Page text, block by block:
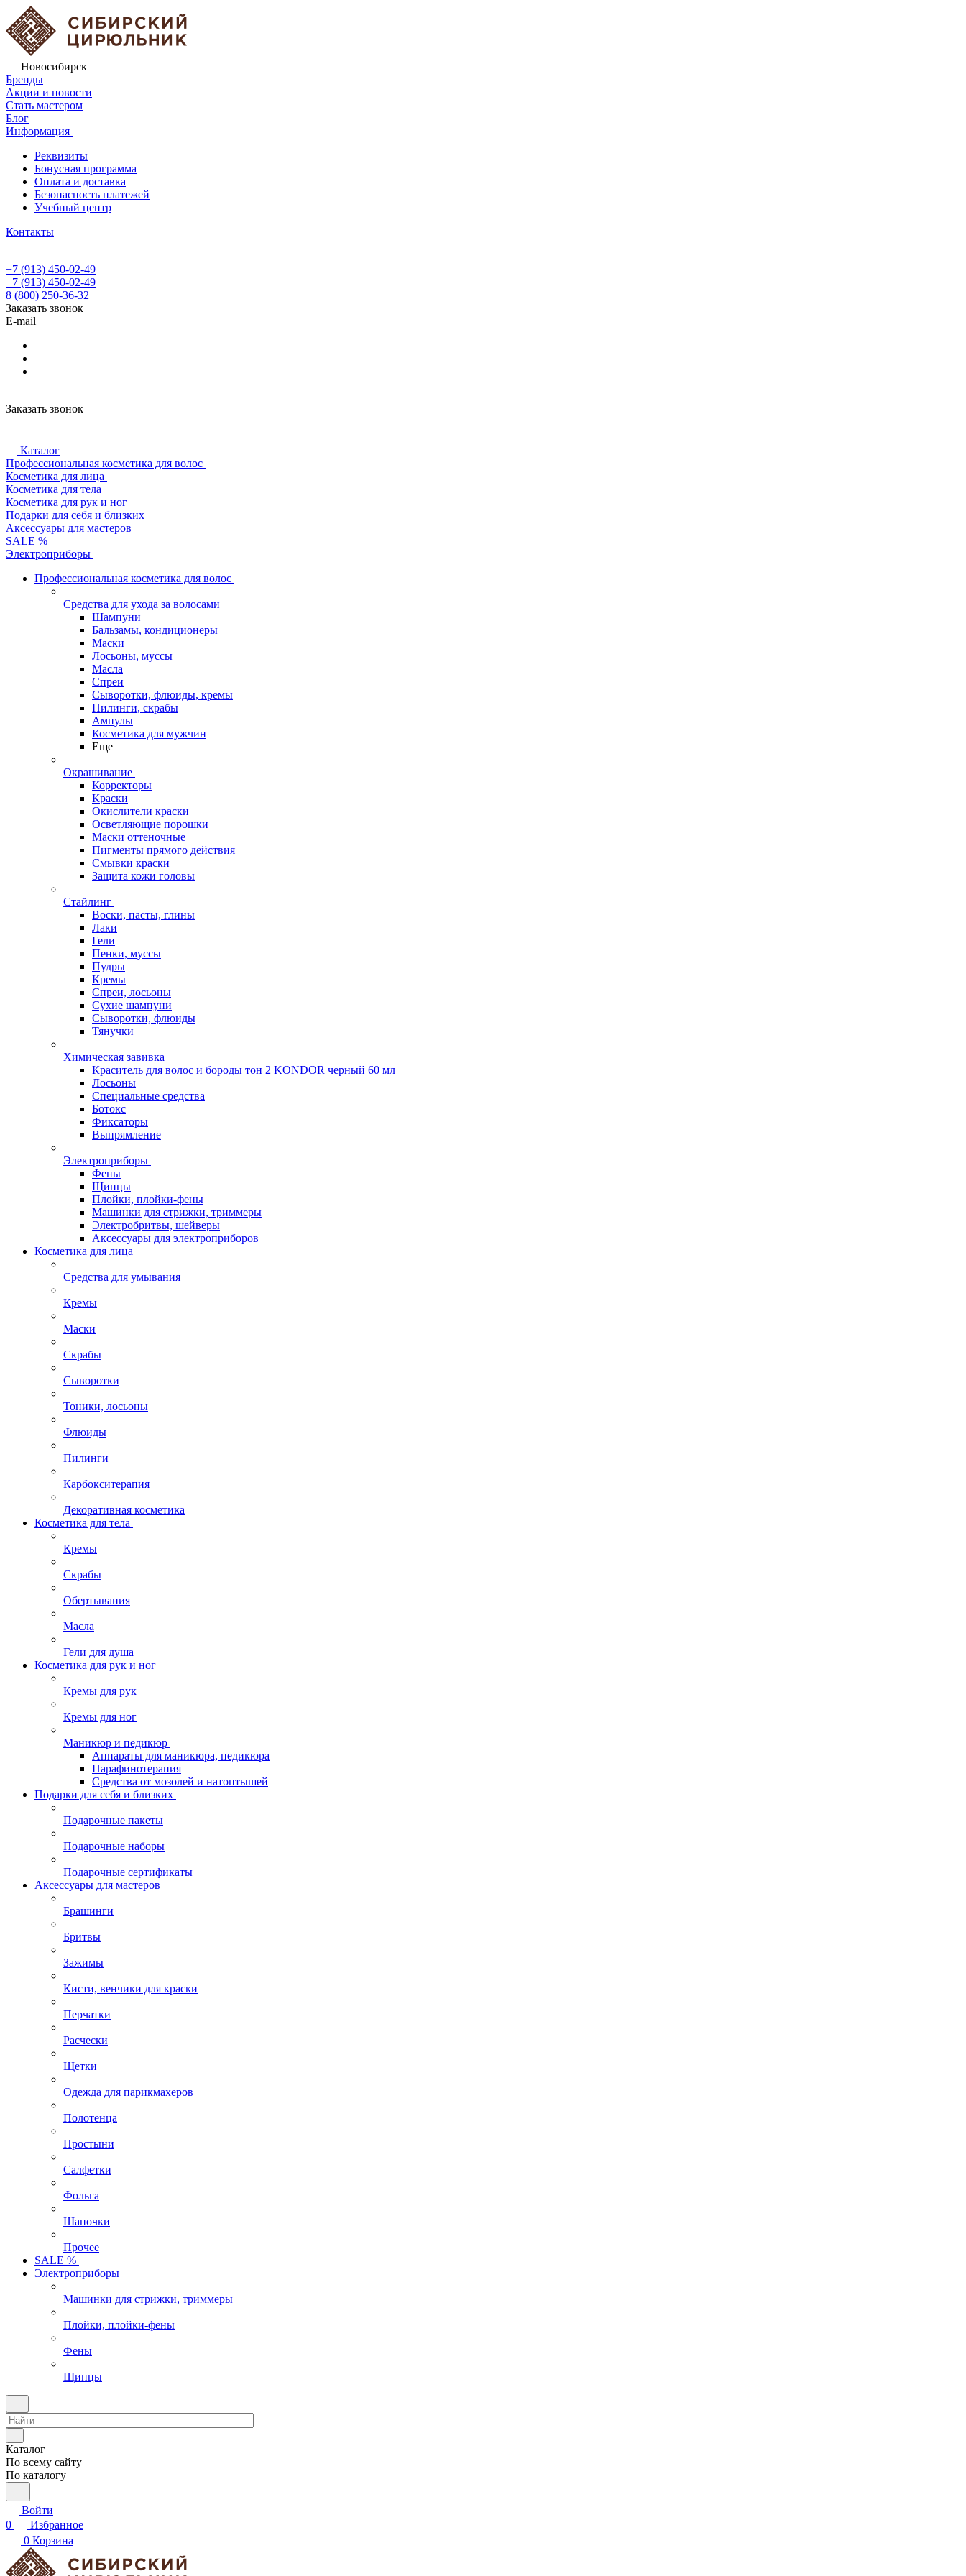
Новосибирск
Бренды
Акции и новости
Стать мастером
Блог
Информация
Реквизиты
Бонусная программа
Оплата и доставка
Безопасность платежей
Учебный центр
Контакты
+7 (913) 450-02-49
+7 (913) 450-02-49
8 (800) 250-36-32
Заказать звонок
E-mail
Заказать звонок
Каталог
Профессиональная косметика для волос
Косметика для лица
Косметика для тела
Косметика для рук и ног
Подарки для себя и близких
Аксессуары для мастеров
SALE %
Электроприборы
Профессиональная косметика для волос
Средства для ухода за волосами
Шампуни
Бальзамы, кондиционеры
Маски
Лосьоны, муссы
Масла
Спреи
Сыворотки, флюиды, кремы
Пилинги, скрабы
Ампулы
Косметика для мужчин
Еще
Окрашивание
Корректоры
Краски
Окислители краски
Осветляющие порошки
Маски оттеночные
Пигменты прямого действия
Смывки краски
Защита кожи головы
Стайлинг
Воски, пасты, глины
Лаки
Гели
Пенки, муссы
Пудры
Кремы
Спреи, лосьоны
Сухие шампуни
Сыворотки, флюиды
Тянучки
Химическая завивка
Краситель для волос и бороды тон 2 KONDOR черный 60 мл
Лосьоны
Специальные средства
Ботокс
Фиксаторы
Выпрямление
Электроприборы
Фены
Щипцы
Плойки, плойки-фены
Машинки для стрижки, триммеры
Электробритвы, шейверы
Аксессуары для электроприборов
Косметика для лица
Средства для умывания
Кремы
Маски
Скрабы
Сыворотки
Тоники, лосьоны
Флюиды
Пилинги
Карбокситерапия
Декоративная косметика
Косметика для тела
Кремы
Скрабы
Обертывания
Масла
Гели для душа
Косметика для рук и ног
Кремы для рук
Кремы для ног
Маникюр и педикюр
Аппараты для маникюра, педикюра
Парафинотерапия
Средства от мозолей и натоптышей
Подарки для себя и близких
Подарочные пакеты
Подарочные наборы
Подарочные сертификаты
Аксессуары для мастеров
Брашинги
Бритвы
Зажимы
Кисти, венчики для краски
Перчатки
Расчески
Щетки
Одежда для парикмахеров
Полотенца
Простыни
Салфетки
Фольга
Шапочки
Прочее
SALE %
Электроприборы
Машинки для стрижки, триммеры
Плойки, плойки-фены
Фены
Щипцы
Каталог
По всему сайту
По каталогу
Войти
0
Избранное
0 Корзина